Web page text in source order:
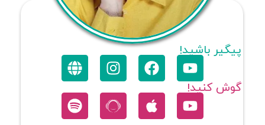
پیگیر باشید!
گوش کنید!